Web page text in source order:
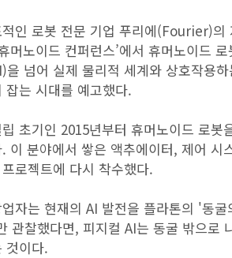
인 로봇 전문 기업 푸리에(Fourier)
머노이드 컨퍼런스’에서 휴머노이드
을 넘어 실제 물리적 세계와 상호작용
잡는 시대를 예고했다.
초기인 2015년부터 휴머노이드 로
이 분야에서 쌓은 액추에이터, 제어
로젝트에 다시 착수했다.
자는 현재의 AI 발전을 플라톤의 '동
관찰했다면, 피지컬 AI는 동굴 밖으로
것이다.